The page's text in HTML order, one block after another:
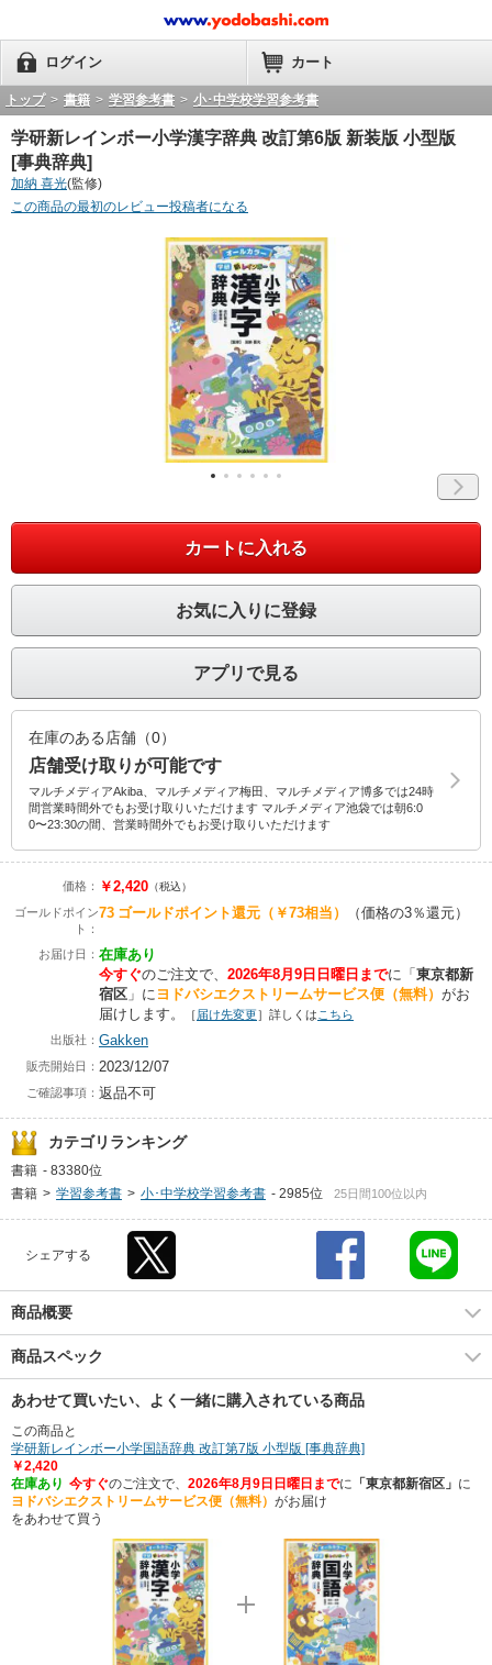
ログイン カート
トップ > 書籍 > 学習参考書 > 小･中学校学習参考書
学研新レインボー小学漢字辞典 改訂第6版 新装版 小型版
[事典辞典]
加納 喜光(監修)
この商品の最初のレビュー投稿者になる
カートに入れる
お気に入りに登録
アプリで見る
在庫のある店舗（0）
店舗受け取りが可能です
マルチメディアAkiba、マルチメディア梅田、マルチメディア博多では24時
間営業時間外でもお受け取りいただけます マルチメディア池袋では朝6:0
0〜23:30の間、営業時間外でもお受け取りいただけます
価格： ￥2,420 （税込）
ゴールドポイン
ト：
73 ゴールドポイント還元 （￥73相当） （価格の3％還元）
お届け日： 在庫あり
今すぐのご注文で、 2026年8月9日日曜日までに 「 東京都新
宿区 」に ヨドバシエクストリームサービス便（無料） がお
届けします。
［届け先変更］詳しくは こちら
出版社： Gakken
販売開始日： 2023/12/07
ご確認事項： 返品不可
カテゴリランキング
書籍 - 83380位
書籍 > 学習参考書 > 小･中学校学習参考書 - 2985位 25日間100位以内
シェアする
商品概要
商品スペック
あわせて買いたい、よく一緒に購入されている商品
この商品と
学研新レインボー小学国語辞典 改訂第7版 小型版 [事典辞典]
￥2,420
在庫あり 今すぐのご注文で、 2026年8月9日日曜日までに 「東京都新宿区」 に
ヨドバシエクストリームサービス便（無料） がお届け
をあわせて買う